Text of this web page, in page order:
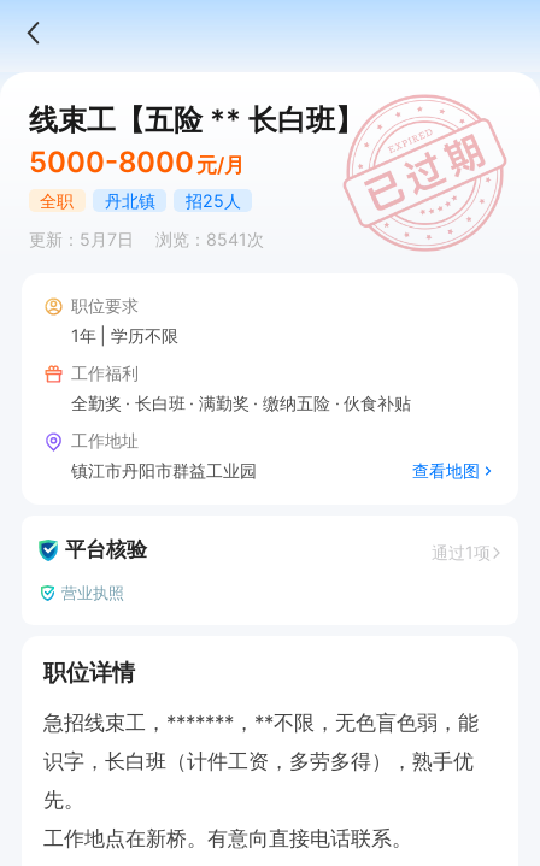
线束工【五险 ** 长白班】
5000-8000 元/月
全职 丹北镇
招25人
更新：5月7日
浏览：8541次
职位要求
1年
学历不限
工作福利
全勤奖
长白班 满勤奖 缴纳五险
伙食补贴
工作地址
镇江市丹阳市群益工业园
查看地图
平台核验 通过1项
营业执照
职位详情
急招线束工，*******，**不限，无色盲色弱，能
识字，长白班（计件工资，多劳多得），熟手优
先。
工作地点在新桥。有意向直接电话联系。